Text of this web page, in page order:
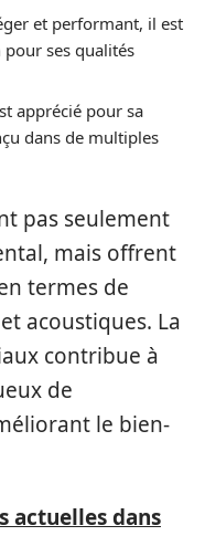
et performant, il est
ses qualités
apprécié pour sa
dans de multiples
pas seulement
mais offrent
termes de
acoustiques. La
contribue à
de
le bien-
actuelles dans